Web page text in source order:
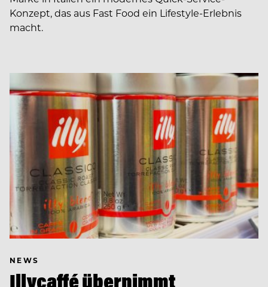
Konzept, das aus Fast Food ein Lifestyle-Erlebnis
macht.
NEWS
Illycaffé übernimmt